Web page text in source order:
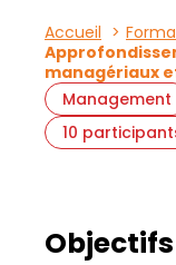
Accueil
managériaux
Management
10